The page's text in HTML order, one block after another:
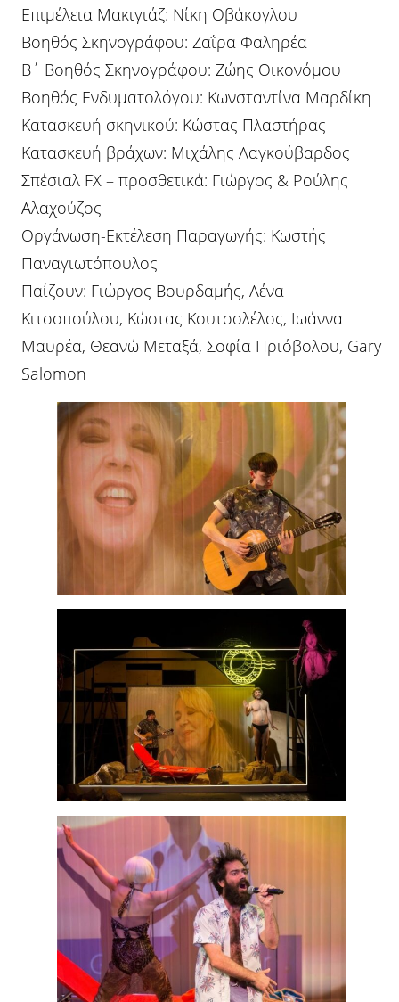
Επιμέλεια Μακιγιάζ: Νίκη Οβάκογλου
Βοηθός Σκηνογράφου: Ζαΐρα Φαληρέα
Β΄ Βοηθός Σκηνογράφου: Ζώης Οικονόμου
Βοηθός Ενδυματολόγου: Κωνσταντίνα Μαρδίκη
Κατασκευή σκηνικού: Κώστας Πλαστήρας
Κατασκευή βράχων: Μιχάλης Λαγκούβαρδος
Σπέσιαλ FX – προσθετικά: Γιώργος & Ρούλης
Αλαχούζος
Οργάνωση-Εκτέλεση Παραγωγής: Κωστής
Παναγιωτόπουλος
Παίζουν: Γιώργος Βουρδαμής, Λένα
Κιτσοπούλου, Κώστας Κουτσολέλος, Ιωάννα
Μαυρέα, Θεανώ Μεταξά, Σοφία Πριόβολου, Gary
Salomon